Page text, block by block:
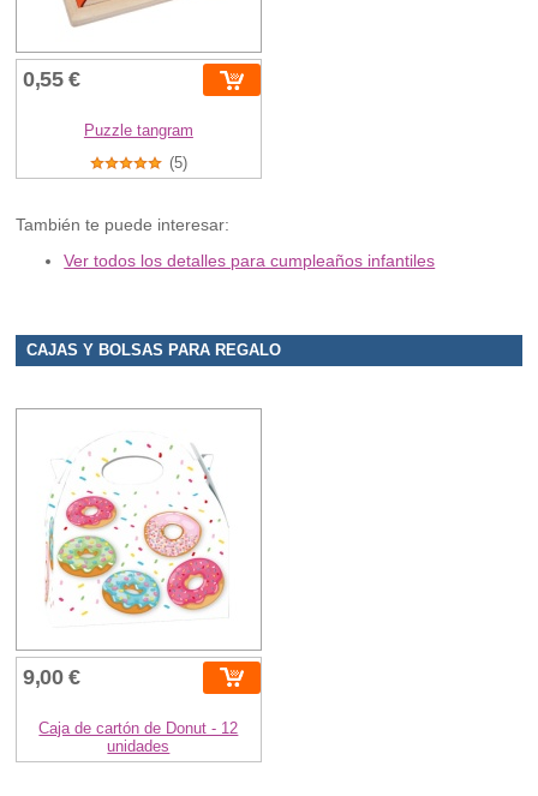
0,55 €
Puzzle tangram
(5)
También te puede interesar:
Ver todos los detalles para cumpleaños infantiles
CAJAS Y BOLSAS PARA REGALO
9,00 €
Caja de cartón de Donut - 12
unidades